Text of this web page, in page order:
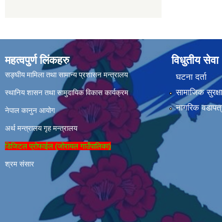
महत्वपुर्ण लिंकहरु
सङ्घीय मामिला तथा सामान्य प्रशासन मन्त्रालय
स्थानिय शासन तथा सामुदायिक विकास कार्यक्रम
नेपाल कानुन आयोग
अर्थ मन्त्रालय गृह मन्त्रालय
डिजिटल प्रोफाईल (जोरायल गाउँपालिका)
श्रम संसार
विधुतीय सेवा
घटना दर्ता
सामाजिक सुरक्षा
नागरिक